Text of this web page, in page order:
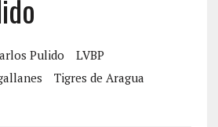
Pulido
LVBP
Tigres de Aragua